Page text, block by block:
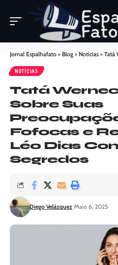
Jornal Espalhafato > Blog > Notícias > Tatá
NOTÍCIAS
Tatá
Sobre Suas
Fofocas e
Léo Dias
Segredos
Diego Velázquez Maio 6, 2025